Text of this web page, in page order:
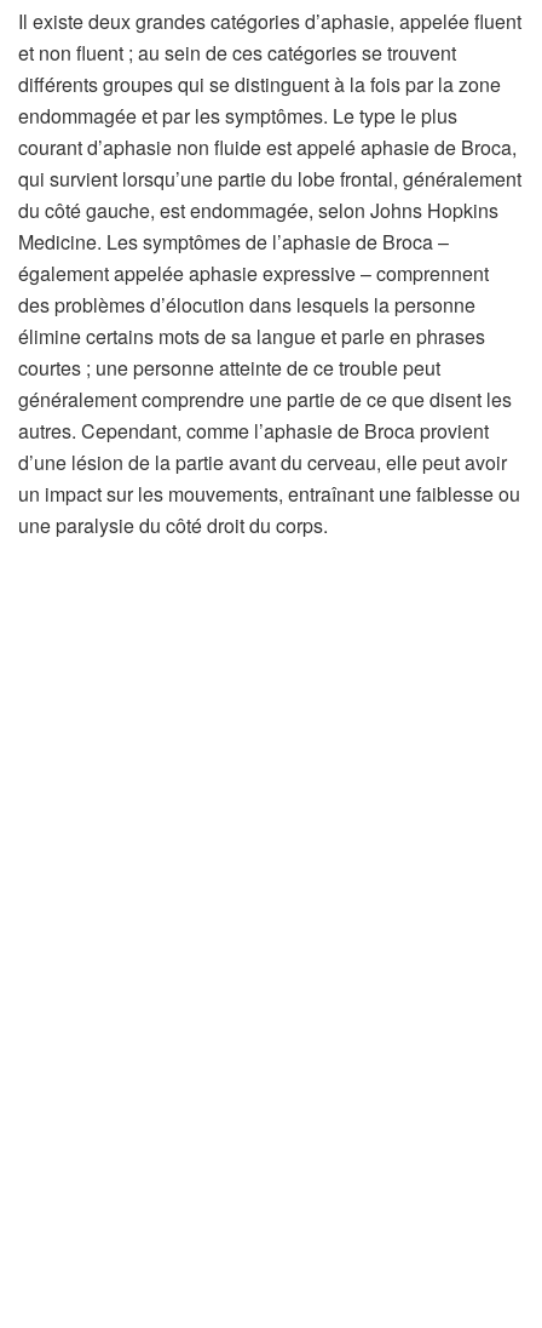
Il existe deux grandes catégories d’aphasie, appelée fluent
et non fluent ; au sein de ces catégories se trouvent
différents groupes qui se distinguent à la fois par la zone
endommagée et par les symptômes. Le type le plus
courant d’aphasie non fluide est appelé aphasie de Broca,
qui survient lorsqu’une partie du lobe frontal, généralement
du côté gauche, est endommagée, selon Johns Hopkins
Medicine. Les symptômes de l’aphasie de Broca –
également appelée aphasie expressive – comprennent
des problèmes d’élocution dans lesquels la personne
élimine certains mots de sa langue et parle en phrases
courtes ; une personne atteinte de ce trouble peut
généralement comprendre une partie de ce que disent les
autres. Cependant, comme l’aphasie de Broca provient
d’une lésion de la partie avant du cerveau, elle peut avoir
un impact sur les mouvements, entraînant une faiblesse ou
une paralysie du côté droit du corps.